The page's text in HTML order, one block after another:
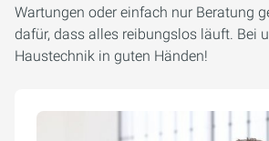
Wartungen oder einfach nur Beratung
dafür, dass alles reibungslos läuft. Bei
Haustechnik in guten Händen!